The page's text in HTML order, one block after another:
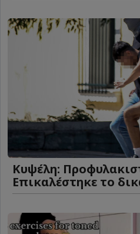
Κυψέλη:
Επικαλέστηκε το